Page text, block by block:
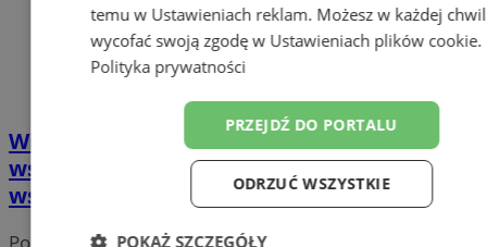
Więcej zieleni, lepsze ogrody, miejskie
wsparcie – trwa nabór w nowym programie
wsparcia dla ROD
temu w Ustawieniach reklam. Możesz w każdej
wycofać swoją zgodę w Ustawieniach plików cookie.
Polityka prywatności
PRZEJDŹ DO PORTALU
ODRZUĆ WSZYSTKIE
POKAŻ SZCZEGÓŁY